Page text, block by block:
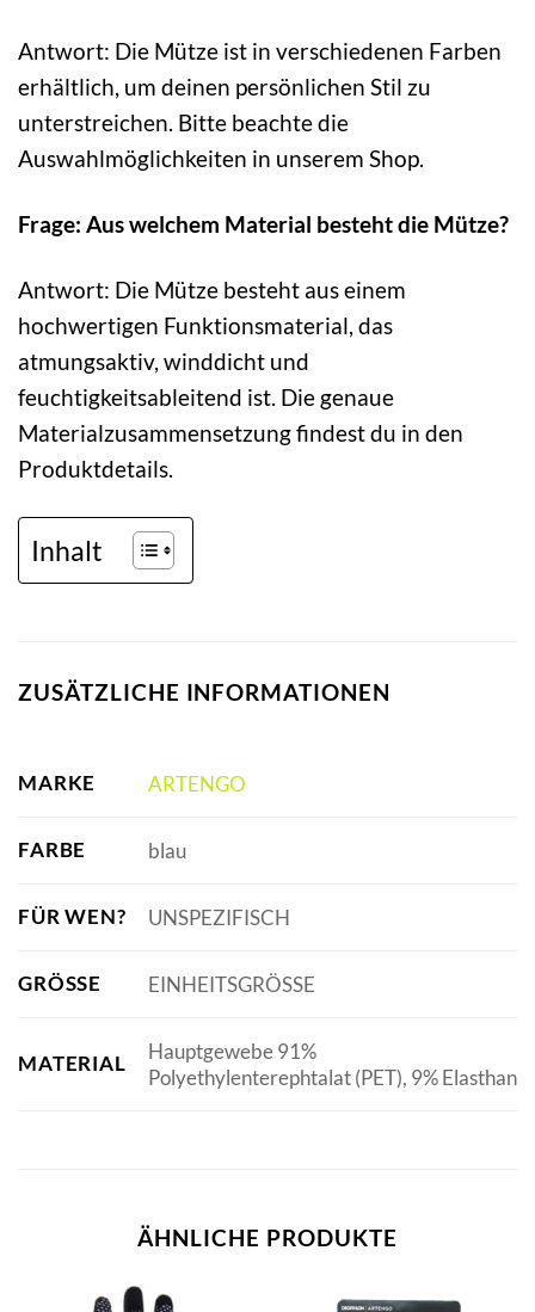
Antwort: Die Mütze ist in verschiedenen Farben
erhältlich, um deinen persönlichen Stil zu
unterstreichen. Bitte beachte die
Auswahlmöglichkeiten in unserem Shop.
Frage: Aus welchem Material besteht die Mütze?
Antwort: Die Mütze besteht aus einem
hochwertigen Funktionsmaterial, das
atmungsaktiv, winddicht und
feuchtigkeitsableitend ist. Die genaue
Materialzusammensetzung findest du in den
Produktdetails.
Inhalt
ZUSÄTZLICHE INFORMATIONEN
MARKE ARTENGO
FARBE blau
FÜR WEN? UNSPEZIFISCH
GRÖSSE EINHEITSGRÖSSE
MATERIAL
Hauptgewebe 91%
Polyethylenterephtalat (PET), 9% Elasthan
ÄHNLICHE PRODUKTE